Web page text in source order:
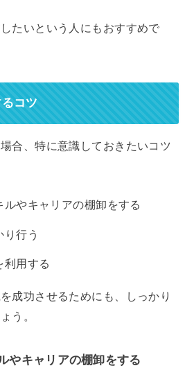
たいという人にもおすすめで
コツ
合、特に意識しておきたいコツ
やキャリアの棚卸をする
行う
利用する
成功させるためにも、しっかり
う。
やキャリアの棚卸をする